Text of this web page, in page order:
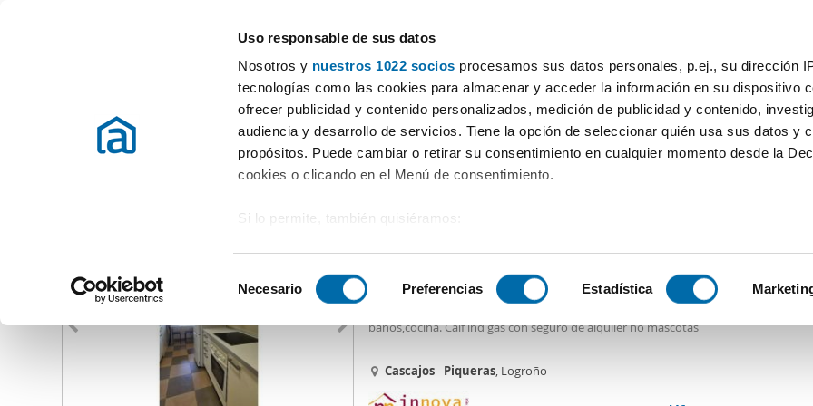
Uso responsable de sus datos
Nosotros y nuestros 1022 socios procesamos sus datos personales, p.ej., su dirección
tecnologías como las cookies para almacenar y acceder la información en su dispositivo
ofrecer publicidad y contenido personalizados, medición de publicidad y contenido,
audiencia y desarrollo de servicios. Tiene la opción de seleccionar quién usa sus datos y
propósitos. Puede cambiar o retirar su consentimiento en cualquier momento desde la
cookies o clicando en el Menú de consentimiento.
Si lo permite, también quisiéramos:
Identificar su dispositivo analizándolo activamente para buscar características
Obtenga más información sobre cómo se procesan sus datos personales y establezca sus
preferencias en la
en la Declaración de cookies.
e
e
c
Necesario Preferencias Estadística
Elegir distrito Habitaciones Más filtros - 2
Alquiler pisos La Rioja Alquiler pisos Logroño Alquiler pisos Cascajos piqueras Logroño
Alquiler pisos Cascajos piqueras Logroño (1 viviendas)
2
Alquiler piso piscina Cascajos - piqueras
baños,cocina. Calf ind gas con seguro de alquiler no mascotas
Cascajos- Piqueras, Logroño